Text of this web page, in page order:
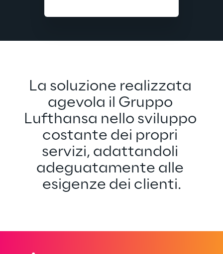
La soluzione realizzata
agevola il Gruppo
Lufthansa nello sviluppo
costante dei propri
servizi, adattandoli
adeguatamente alle
esigenze dei clienti.